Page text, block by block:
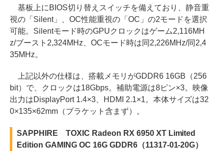
基板上にBIOS切り替えスイッチを備えており、静音重
視の「Silent」、OC性能重視の「OC」の2モードを選択
可能。Silentモード時のGPUクロックはゲーム2,116MH
z/ブースト2,324MHz、OCモード時は同2,226MHz/同2,4
35MHz。
上記以外の仕様は、搭載メモリがGDDR6 16GB（256
bit）で、クロックは18Gbps。補助電源は8ピン×3。映像
出力はDisplayPort 1.4×3、HDMI 2.1×1。本体サイズは32
0×135×62mm（ブラケット含まず）。
SAPPHIRE TOXIC Radeon RX 6950 XT Limited
Edition GAMING OC 16G GDDR6（11317-01-20G）